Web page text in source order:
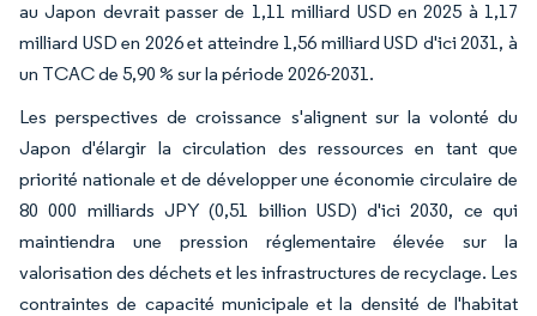
au Japon devrait passer de 1,11 milliard USD en 2025 à 1,17
milliard USD en 2026 et atteindre 1,56 milliard USD d'ici 2031, à
un TCAC de 5,90 % sur la période 2026-2031.
Les perspectives de croissance s'alignent sur la volonté du
Japon d'élargir la circulation des ressources en tant que
priorité nationale et de développer une économie circulaire de
80 000 milliards JPY (0,51 billion USD) d'ici 2030, ce qui
maintiendra une pression réglementaire élevée sur la
valorisation des déchets et les infrastructures de recyclage. Les
contraintes de capacité municipale et la densité de l'habitat